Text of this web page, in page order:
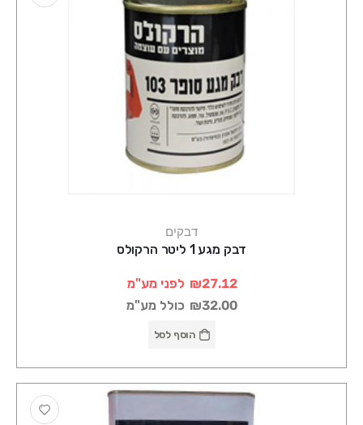
דבקים
דבק מגע 1 ליטר הרקולס
₪27.12 לפני מע"מ
₪32.00 כולל מע"מ
הוסף לסל